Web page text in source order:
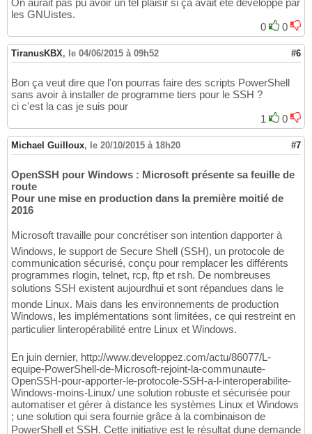
On aurait pas pu avoir un tel plaisir si ça avait été développé par
les GNUistes.
0
0
TiranusKBX, le 04/06/2015 à 09h52 #6
Bon ça veut dire que l'on pourras faire des scripts PowerShell
sans avoir à installer de programme tiers pour le SSH ?
ci c'est la cas je suis pour
1
0
Michael Guilloux, le 20/10/2015 à 18h20 #7
OpenSSH pour Windows : Microsoft présente sa feuille de
route
Pour une mise en production dans la première moitié de
2016
Microsoft travaille pour concrétiser son intention dapporter à
Windows, le support de Secure Shell (SSH), un protocole de
communication sécurisé, conçu pour remplacer les différents
programmes rlogin, telnet, rcp, ftp et rsh. De nombreuses
solutions SSH existent aujourdhui et sont répandues dans le
monde Linux. Mais dans les environnements de production
Windows, les implémentations sont limitées, ce qui restreint en
particulier linteropérabilité entre Linux et Windows.
En juin dernier, http://www.developpez.com/actu/86077/L-
equipe-PowerShell-de-Microsoft-rejoint-la-communaute-
OpenSSH-pour-apporter-le-protocole-SSH-a-l-interoperabilite-
Windows-moins-Linux/ une solution robuste et sécurisée pour
automatiser et gérer à distance les systèmes Linux et Windows
; une solution qui sera fournie grâce à la combinaison de
PowerShell et SSH. Cette initiative est le résultat dune demande